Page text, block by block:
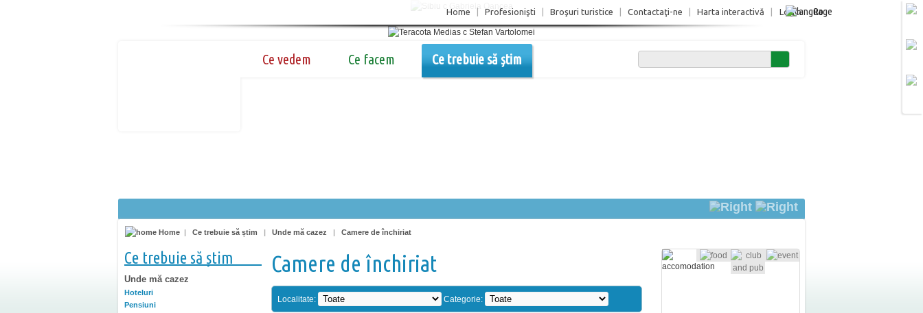
Login Ro
Home Profesionişti Broşuri turistice Contactaţi-ne Harta interactivă
Ce vedem Ce facem Ce trebuie să știm
Home | Ce trebuie să știm | Unde mă cazez | Camere de închiriat
Ce trebuie să știm
Unde mă cazez
Hoteluri
Pensiuni
Camere de închiriat
Localitate: Categorie: